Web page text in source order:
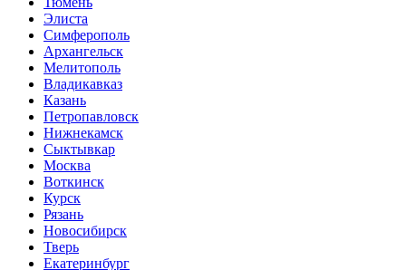
Элиста
Симферополь
Архангельск
Мелитополь
Владикавказ
Казань
Петропавловск
Нижнекамск
Сыктывкар
Москва
Воткинск
Курск
Рязань
Новосибирск
Тверь
Екатеринбург